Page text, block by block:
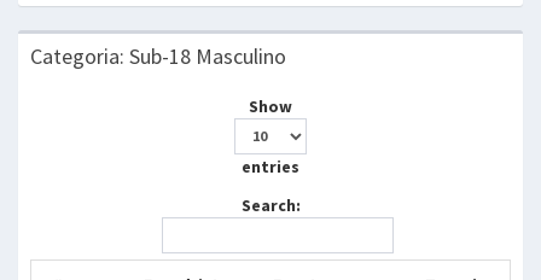
Categoria: Sub-18 Masculino
Show
entries
Search: